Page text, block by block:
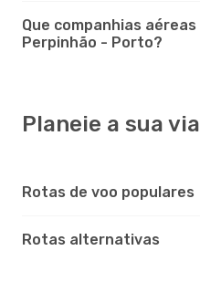
Que companhias
Perpinhão - Porto?
Planeie a sua
Rotas de voo populares
Rotas alternativas